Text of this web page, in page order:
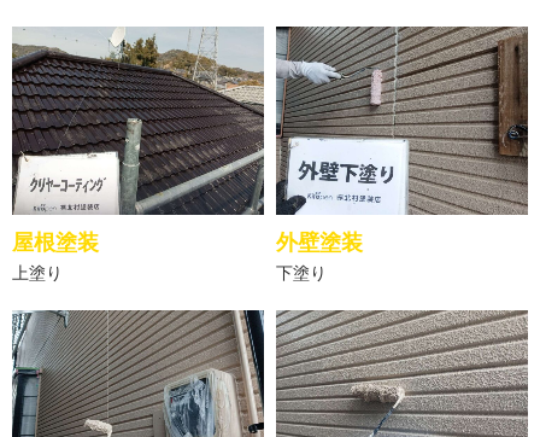
屋根塗装
上塗り
外壁塗装
下塗り